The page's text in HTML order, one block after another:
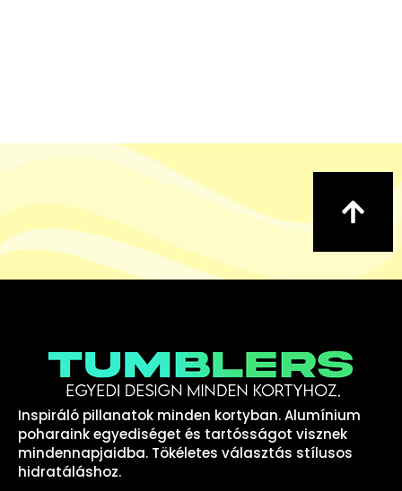
Inspiráló pillanatok minden kortyban. Alumínium
poharaink egyediséget és tartósságot visznek
mindennapjaidba. Tökéletes választás stílusos
hidratáláshoz.